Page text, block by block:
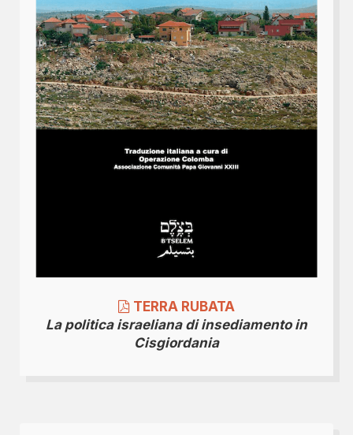
TERRA RUBATA
La politica israeliana di insediamento in
Cisgiordania